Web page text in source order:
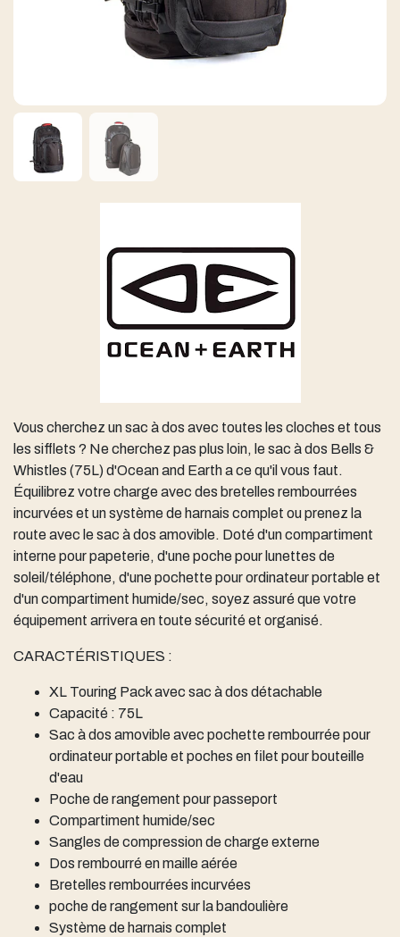
Vous cherchez un sac à dos avec toutes les cloches et tous
les sifflets ? Ne cherchez pas plus loin, le sac à dos Bells &
Whistles (75L) d'Ocean and Earth a ce qu'il vous faut.
Équilibrez votre charge avec des bretelles rembourrées
incurvées et un système de harnais complet ou prenez la
route avec le sac à dos amovible. Doté d'un compartiment
interne pour papeterie, d'une poche pour lunettes de
soleil/téléphone, d'une pochette pour ordinateur portable et
d'un compartiment humide/sec, soyez assuré que votre
équipement arrivera en toute sécurité et organisé.
CARACTÉRISTIQUES :
XL Touring Pack avec sac à dos détachable
Capacité : 75L
Sac à dos amovible avec pochette rembourrée pour
ordinateur portable et poches en filet pour bouteille
d'eau
Poche de rangement pour passeport
Compartiment humide/sec
Sangles de compression de charge externe
Dos rembourré en maille aérée
Bretelles rembourrées incurvées
poche de rangement sur la bandoulière
Système de harnais complet